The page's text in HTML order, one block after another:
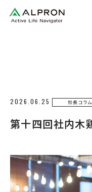
2026.06.25 社長コラム
第十四回社内